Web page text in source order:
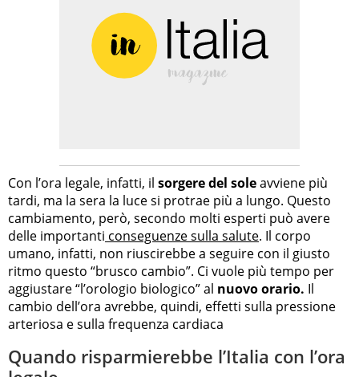
Con l’ora legale, infatti, il sorgere del soleavviene più
tardi, ma la sera la luce si protrae più a lungo. Questo
cambiamento, però, secondo molti esperti può avere
delle importanti conseguenze sulla salute. Il corpo
umano, infatti, non riuscirebbe a seguire con il giusto
ritmo questo “brusco cambio”. Ci vuole più tempo per
aggiustare “l’orologio biologico” al nuovo orario. Il
cambio dell’ora avrebbe, quindi, effetti sulla pressione
arteriosa e sulla frequenza cardiaca
Quando risparmierebbe l’Italia con l’ora